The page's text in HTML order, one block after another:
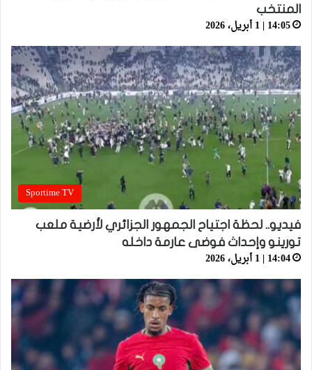
المنتخب
14:05 | 1 أبريل، 2026
Sportime TV
فيديو.. لحظة اجتياح الجمهور الجزائري لأرضية ملعب
تورينو وإحداث فوضى عارمة داخله
14:04 | 1 أبريل، 2026